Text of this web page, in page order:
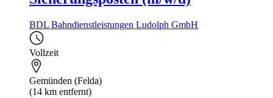
BDL Bahndienstleistungen Ludolph GmbH
Vollzeit
Gemünden (Felda)
(14 km entfernt)